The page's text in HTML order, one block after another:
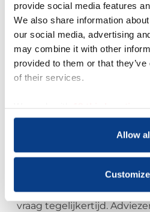
provide social media features
We also share information
our social media, advertising
may combine it with other
provided to them or that
of their services.
process your information.
Allow
Customize
conclusie worden
vragen altijd een volledig
gegeven door coachees.
resultaten zien dat,
vorm van een vraag,
de gevallen reageerden op
wanneer etc.).
Op basis van de resultaten
onderzoekers dat het voor
dan op de grammaticale
lijkt te gelden voor het
vraag tegelijkertijd.